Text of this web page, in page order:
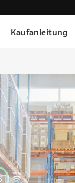
Kaufanleitung